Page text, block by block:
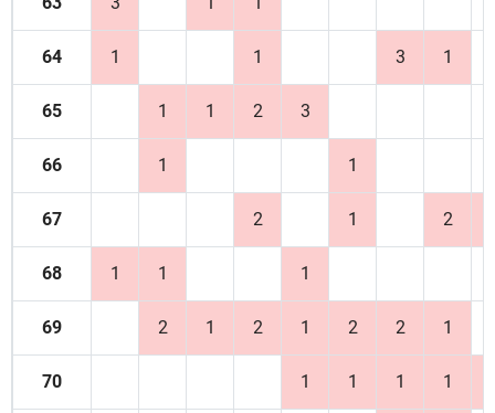
64 1 1 3 1
65 1 1 2 3
66 1 1
67 2 1 2
68 1 1 1
69 2 1 2 1 2 2 1
70 1 1 1 1